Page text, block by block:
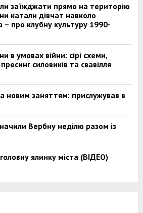
заїжджати прямо на територію
катали дівчат навколо
про клубну культуру 1990-
в умовах війни: сірі схеми,
силовиків та свавілля
новим заняттям: прислужував в
Вербну неділю разом із
ялинку міста (ВІДЕО)